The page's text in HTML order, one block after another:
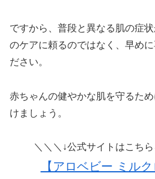
ですから、普段と異なる肌の症
のケアに頼るのではなく、早め
ださい。
赤ちゃんの健やかな肌を守るた
けましょう。
＼＼＼↓公式サイトはこち
【アロベビー ミルク